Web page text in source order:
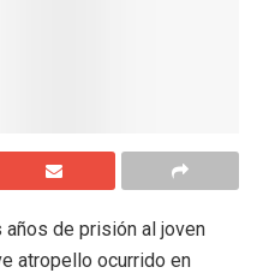
de prisión al joven
atropello ocurrido en